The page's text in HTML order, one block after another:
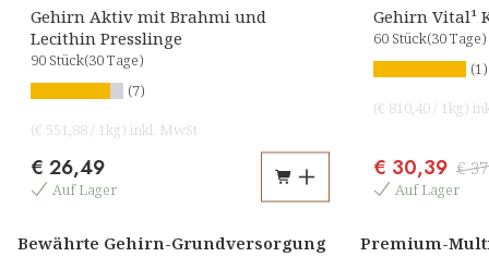
Gehirn Aktiv mit Brahmi und
Lecithin Presslinge
90 Stück(30 Tage)
(7)
(€ 551,88 / 1kg) inkl. MwSt
€ 26,49
Auf Lager
Gehirn Vital¹
60 Stück(30 Tage)
(1)
(€ 810,40 / 1kg)
€ 30,39 €
Auf Lager
Bewährte Gehirn-Grundversorgung
Premium-